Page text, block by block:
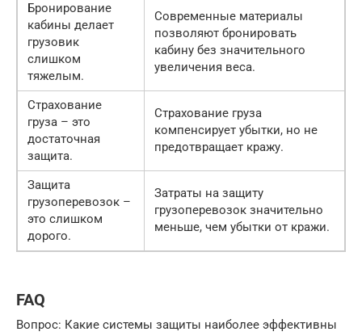
Бронирование
кабины делает
грузовик
слишком
тяжелым.
Современные материалы
позволяют бронировать
кабину без значительного
увеличения веса.
Страхование
груза – это
достаточная
защита.
Страхование груза
компенсирует убытки, но не
предотвращает кражу.
Защита
грузоперевозок –
это слишком
дорого.
Затраты на защиту
грузоперевозок значительно
меньше, чем убытки от кражи.
FAQ
Вопрос: Какие системы защиты наиболее эффективны